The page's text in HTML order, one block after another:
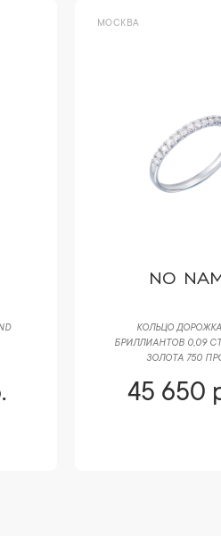
МОСКВА
NO
КОЛЬЦО ДОРОЖКА
БРИЛЛИАНТОВ 0,09
ЗОЛОТА 750
45 650